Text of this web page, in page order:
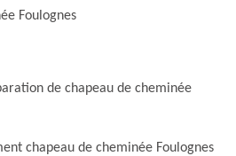
Foulognes
de chapeau de cheminée
chapeau de cheminée Foulognes